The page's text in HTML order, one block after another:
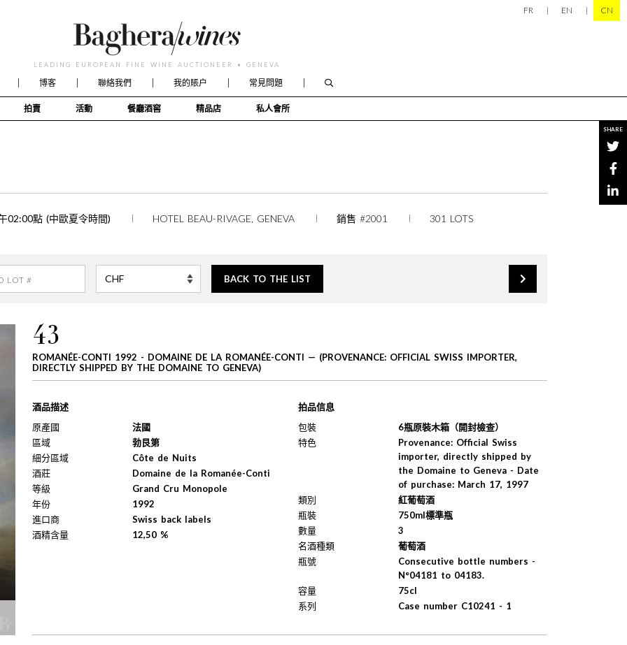
LEADING EUROPEAN FINE WINE AUCTIONEER • GENEVA
拍賣 活動 餐廳酒窖 精品店 私人會所
博客 聯絡我們 我的賬户 常見問題
FR EN CN
SHARE
02:00點 (中歐夏令時間) HOTEL BEAU-RIVAGE, GENEVA 銷售 #2001 301 LOTS
BACK TO THE LIST
43
ROMANÉE-CONTI 1992 - DOMAINE DE LA ROMANÉE-CONTI — (PROVENANCE: OFFICIAL SWISS IMPORTER,
DIRECTLY SHIPPED BY THE DOMAINE TO GENEVA)
酒品描述
原產國
法國
區域
勃艮第
細分區域
Côte de Nuits
酒莊
Domaine de la Romanée-Conti
等級
Grand Cru Monopole
年份
1992
進口商
Swiss back labels
酒精含量
12,50 %
拍品信息
包裝
6瓶原裝木箱（開封檢查）
特色
Provenance: Official Swiss
importer, directly shipped by
the Domaine to Geneva - Date
of purchase: March 17, 1997
類別
紅葡萄酒
瓶裝
750ml標準瓶
數量
3
名酒種類
葡萄酒
瓶號
Consecutive bottle numbers -
N°04181 to 04183.
容量
75cl
系列
Case number C10241 - 1